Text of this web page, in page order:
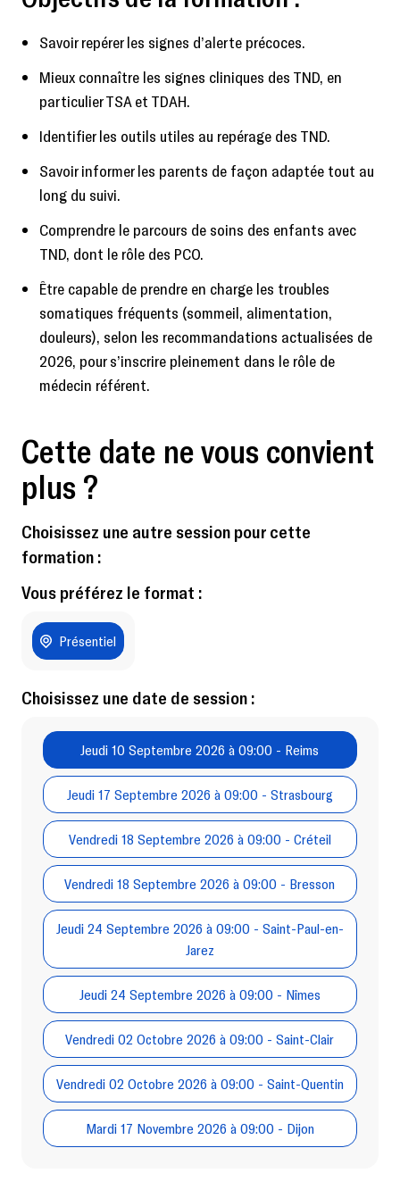
Cette date ne vous convient
plus ?
Choisissez une autre session pour cette
formation :
Vous préférez le format :
Présentiel
Choisissez une date de session :
Jeudi 10 Septembre 2026 à 09:00 - Reims
Jeudi 17 Septembre 2026 à 09:00 - Strasbourg
Vendredi 18 Septembre 2026 à 09:00 - Créteil
Vendredi 18 Septembre 2026 à 09:00 - Bresson
Jeudi 24 Septembre 2026 à 09:00 - Saint-Paul-en-
Jarez
Jeudi 24 Septembre 2026 à 09:00 - Nîmes
Vendredi 02 Octobre 2026 à 09:00 - Saint-Clair
Vendredi 02 Octobre 2026 à 09:00 - Saint-Quentin
Mardi 17 Novembre 2026 à 09:00 - Dijon
Savoir repérer les signes d’alerte précoces.
Mieux connaître les signes cliniques des TND, en
particulier TSA et TDAH.
Identifier les outils utiles au repérage des TND.
Savoir informer les parents de façon adaptée tout au
long du suivi.
Comprendre le parcours de soins des enfants avec
TND, dont le rôle des PCO.
Être capable de prendre en charge les troubles
somatiques fréquents (sommeil, alimentation,
douleurs), selon les recommandations actualisées de
2026, pour s’inscrire pleinement dans le rôle de
médecin référent.